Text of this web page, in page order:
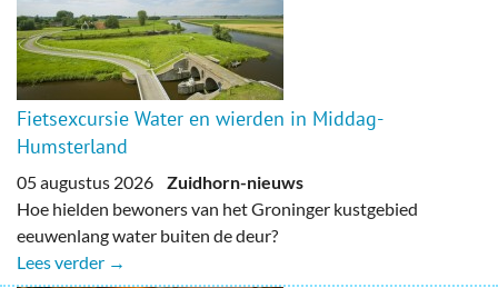
Fietsexcursie Water en wierden in Middag-
Humsterland
05 augustus 2026 Zuidhorn-nieuws
Hoe hielden bewoners van het Groninger kustgebied
eeuwenlang water buiten de deur?
Lees verder →